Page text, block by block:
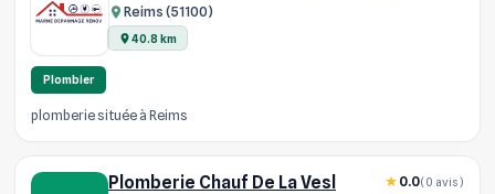
Reims (51100)
40.8 km
Plombier
plomberie située à Reims
Plomberie Chauf De La Vesl 0.0(0 avis)